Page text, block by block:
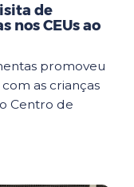
de
nos CEUs ao
promoveu
as crianças
Centro de